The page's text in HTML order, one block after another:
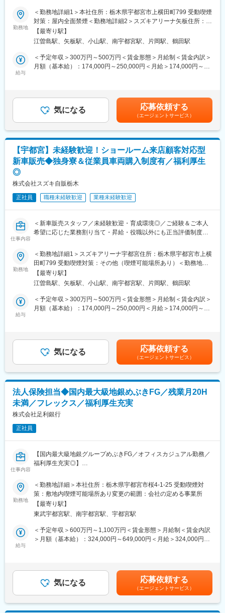
年間総労働時間や有給休暇取得率、男女職員の育休取得率などが
評価されています。
※「日経WOMAN」6月号（2024年5月7日発売）誌上
・当社は育児・介護・病気治療などに直面した場合でも、仕事と
職場づくり”を目指しています。2013年度から継続している男性育
休100％など、各種取り組みが評価され、厚生労働大臣から 「子
変更の範囲：会社の定める業務
■担当業務詳細：
栃木県内のお取引先（個人経営の自動車販売店、整備工場など）
で、スズキ車の拡販を行う仕事に就いていただきます。
・取引先の経営サポート（コンサルティング営業も含む）
・取引先との同行営業（エンドユーザー向けの商談に参加）
・販売店さんの展示場づくり
■販売先：
自動車販売店、整備工場など（卸売販売）
取引先の経営者の方々など（二人三脚で協力しながらスズキ車の
拡販の役割を担っていただきます）。
以下制度もございます。是非ご活用ください。
行っていただくことが可能です。
し使用料を支払っていただく）※個人側車を実費での購入は不要に
なります。
■配属部署：
・栃木県宇都宮市、小山市、佐野市、足利市（基本、自宅から1時
間圏内の通勤可能店舗へ配属）のいずれかの店舗に配属となりま
す。
・各店舗としては10～30名の社員が在籍しております。
・努力、実績を正当に評価する『報奨金制度』もございます。
・また昇給・役職の他、職能等級制度を設けており、実績や日々
の業務の取り組み姿勢等を踏まえて昇格することで年収や、役職
昇格機会を広げることが可能です。
■キャリアパス：
・入社後、スキルを習得・実力を発揮いただければ、将来的に拠
点長候補等への登用も可能です。
変更の範囲：会社の定める業務
勤務地
＜勤務地詳細1＞本社住所：栃木県宇都宮市上横田町799 受動喫煙
対策：屋内全面禁煙＜勤務地詳細2＞スズキアリーナ矢板住所：栃
木県矢板市東町1200－3 受動喫煙対策：その他（喫煙可能場所あ
り）＜勤務地詳細3＞スズキアリーナ小山南/U's小山住所：栃木県
り）変更の範囲：会社の定める事業所
【最寄り駅】
江曽島駅、矢板駅、小山駅、南宇都宮駅、片岡駅、鶴田駅
給与
＜予定年収＞300万円～500万円＜賃金形態＞月給制＜賃金内訳＞
月額（基本給）：174,000円～250,000円＜月給＞174,000円～
※賞与は入社初年度は満額支給とはなりません。入社2年目以降の
社員の平均支給の数値です。※年収は年齢や経歴等により決定いた
します。賃金はあくまでも目安の金額であり、選考を通じて上下
する可能性があります。月給(月額)は固定手当を含めた表記です。
気になる 応募依頼する
（エージェントサービス）
【宇都宮】未経験歓迎！ショールーム来店顧客対応型
新車販売◆独身寮＆従業員車両購入制度有／福利厚生
◎
株式会社スズキ自販栃木
正社員 職種未経験歓迎 業種未経験歓迎
仕事内容
＜新車販売スタッフ／未経験歓迎・育成環境◎／ご経験＆ご本人
希望に応じた業務割り当て・昇給・役職以外にも正当評価制度有
■担当業務詳細：
当社ショールームにて新車販売スタッフとして主に下記の業務を
担当していただきます。
・スズキ新車の販売
・展示場、店舗作り
・車両販売に係るそのほか募集業務など
（基本、自宅から1時間圏内の通勤可能店舗へ配属）のいずれかの
店舗に配属となります。
・各店舗20代~60代の幅広い年齢層の社員が活躍しております。
■特徴・魅力：
・社員教育に力を入れております。階層別の研修も実施いたしま
すので、未経験の方でもご心配なくご応募ください。
・努力、実績を正当に評価する『報奨金制度』もございます。
・また昇給・役職の他、職能等級制度を設けており、実績や日々
の業務の取り組み姿勢等を踏まえて昇格することで年収や、役職
昇格機会を広げることが可能です。
■キャリアパス：
・入社後、スキルを習得・実力を発揮いただければ、将来的に拠
変更の範囲：会社の定める業務
勤務地
＜勤務地詳細1＞スズキアリーナ宇都宮住所：栃木県宇都宮市上横
田町799 受動喫煙対策：その他（喫煙可能場所あり）＜勤務地詳
細2＞スズキアリーナ矢板住所：栃木県矢板市東町1200－3 受動
喫煙対策：その他（喫煙可能場所あり）＜勤務地詳細3＞スズキア
煙対策：その他（喫煙可能場所あり）変更の範囲：会社の定める
事業所
【最寄り駅】
江曽島駅、矢板駅、小山駅、南宇都宮駅、片岡駅、鶴田駅
給与
＜予定年収＞300万円～500万円＜賃金形態＞月給制＜賃金内訳＞
月額（基本給）：174,000円～250,000円＜月給＞174,000円～
※賞与は入社初年度は満額支給とはなりません。入社2年目以降の
社員の平均支給の数値です。※年収は年齢や経歴等により決定いた
します。賃金はあくまでも目安の金額であり、選考を通じて上下
する可能性があります。月給(月額)は固定手当を含めた表記です。
気になる 応募依頼する
（エージェントサービス）
法人保険担当◆国内最大級地銀めぶきFG／残業月20H
未満／フレックス／福利厚生充実
株式会社足利銀行
正社員
仕事内容
【国内最大級地銀グループめぶきFG／オフィスカジュアル勤務／
福利厚生充実◎】
■業務概要
・法人コンサルティング部（本部）に所属し、法人保険担当とし
て営業店からの相談受付や案件発掘・アフターフォローをはじ
め、募集販売業務、新商品導入などの企画業務に携わっていただ
きます。基本的には各営業店からのトスアップに基づき、営業店
担当者と同行訪問いたします。
相談の窓口となる営業店と支援メニューのコーディネートを担う
本部が連携することで、お客さまのニーズの把握から課題整理、
専門的知見による最適な支援メニューの選定、具体的な解決手段
勤務地
＜勤務地詳細＞本社住所：栃木県宇都宮市桜4-1-25 受動喫煙対
策：敷地内喫煙可能場所あり変更の範囲：会社の定める事業所
【最寄り駅】
東武宇都宮駅、南宇都宮駅、宇都宮駅
給与
＜予定年収＞600万円～1,100万円＜賃金形態＞月給制＜賃金内訳
＞月額（基本給）：324,000円～649,000円＜月給＞324,000円～
賃金はあくまでも目安の金額であり、選考を通じて上下する可能
性があります。月給(月額)は固定手当を含めた表記です。
気になる 応募依頼する
（エージェントサービス）